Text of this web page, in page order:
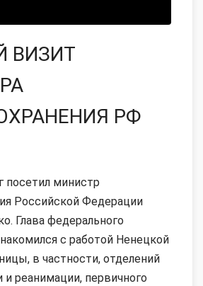
ВИЗИТ
РФ
посетил министр
Российской Федерации
Глава федерального
с работой Ненецкой
в частности, отделений
и реанимации, первичного